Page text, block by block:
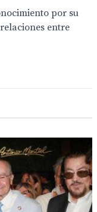
por su
entre